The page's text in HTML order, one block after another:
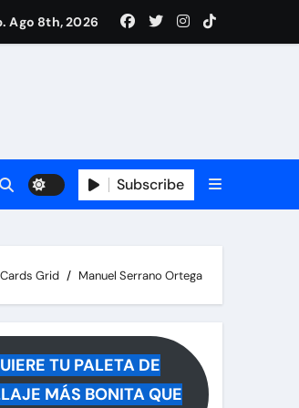
Ago 8th, 2026
Subscribe
Cards Grid Manuel Serrano Ortega
TU PALETA DE
MÁS BONITA QUE